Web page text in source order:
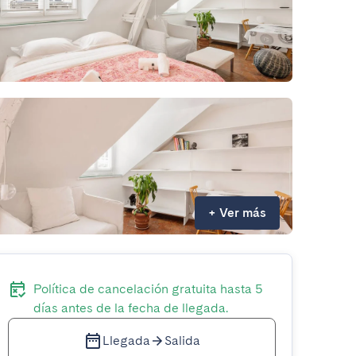
+ Ver más
Política de cancelación gratuita hasta 5
días antes de la fecha de llegada.
Llegada Salida